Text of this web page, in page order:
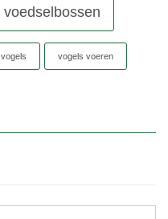
voedselbossen
vogels vogels voeren